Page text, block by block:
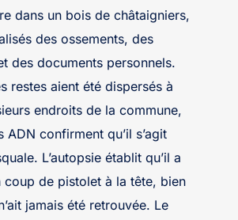
dans un bois de châtaigniers,
des ossements, des
des documents personnels.
restes aient été dispersés à
endroits de la commune,
ADN confirment qu’il s’agit
L’autopsie établit qu’il a
coup de pistolet à la tête, bien
jamais été retrouvée. Le